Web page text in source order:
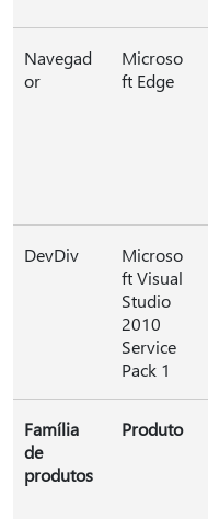
Navegad
or
Microso
ft Edge
DevDiv
Microso
ft Visual
Studio
2010
Service
Pack 1
Família
de
produtos
Produto